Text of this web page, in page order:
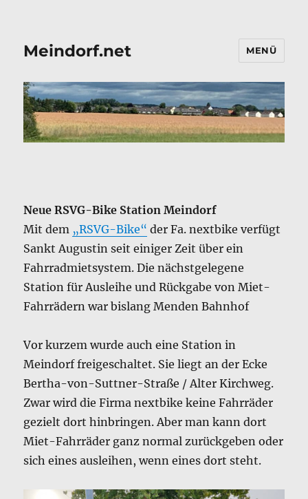
Meindorf.net MENÜ
Neue RSVG-Bike Station Meindorf
Mit dem „RSVG-Bike“ der Fa. nextbike verfügt
Sankt Augustin seit einiger Zeit über ein
Fahrradmietsystem. Die nächstgelegene
Station für Ausleihe und Rückgabe von Miet-
Fahrrädern war bislang Menden Bahnhof
Vor kurzem wurde auch eine Station in
Meindorf freigeschaltet. Sie liegt an der Ecke
Bertha-von-Suttner-Straße / Alter Kirchweg.
Zwar wird die Firma nextbike keine Fahrräder
gezielt dort hinbringen. Aber man kann dort
Miet-Fahrräder ganz normal zurückgeben oder
sich eines ausleihen, wenn eines dort steht.